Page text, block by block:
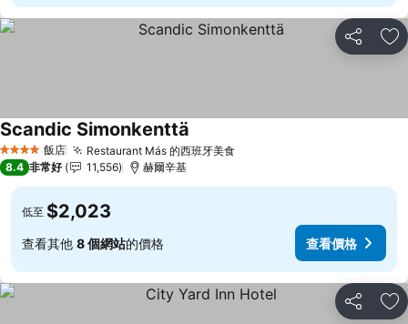
分享 加
4 星級 飯店 Restaurant Más 的西班牙美食查看價格
Scandic Simonkenttä
8.4 非常好 11,556 赫爾辛基
低至 $2,023
查看其他 8 個網站的價格 查看價格
分享 加